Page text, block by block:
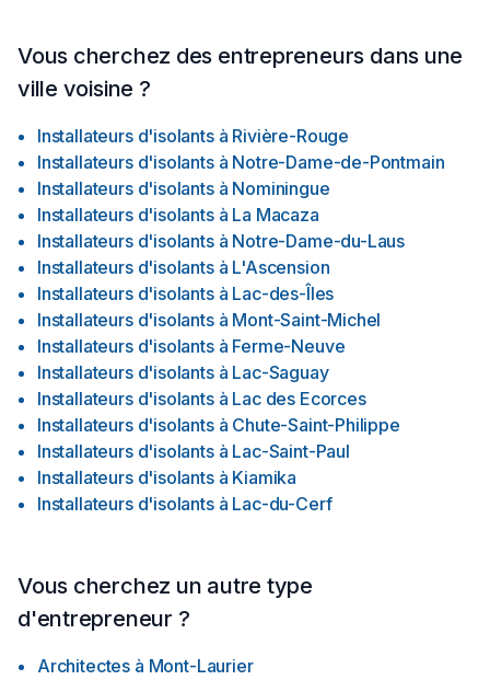
Vous cherchez des entrepreneurs dans une
ville voisine ?
Installateurs d'isolants à Rivière-Rouge
Installateurs d'isolants à Notre-Dame-de-Pontmain
Installateurs d'isolants à Nominingue
Installateurs d'isolants à La Macaza
Installateurs d'isolants à Notre-Dame-du-Laus
Installateurs d'isolants à L'Ascension
Installateurs d'isolants à Lac-des-Îles
Installateurs d'isolants à Mont-Saint-Michel
Installateurs d'isolants à Ferme-Neuve
Installateurs d'isolants à Lac-Saguay
Installateurs d'isolants à Lac des Ecorces
Installateurs d'isolants à Chute-Saint-Philippe
Installateurs d'isolants à Lac-Saint-Paul
Installateurs d'isolants à Kiamika
Installateurs d'isolants à Lac-du-Cerf
Vous cherchez un autre type
d'entrepreneur ?
Architectes à Mont-Laurier